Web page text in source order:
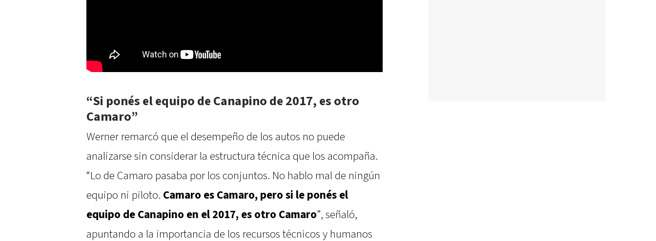
“Si ponés el equipo de Canapino de 2017, es otro
Camaro”
Werner remarcó que el desempeño de los autos no puede
analizarse sin considerar la estructura técnica que los acompaña.
“Lo de Camaro pasaba por los conjuntos. No hablo mal de ningún
equipo ni piloto. Camaro es Camaro, pero si le ponés el
equipo de Canapino en el 2017, es otro Camaro”, señaló,
apuntando a la importancia de los recursos técnicos y humanos